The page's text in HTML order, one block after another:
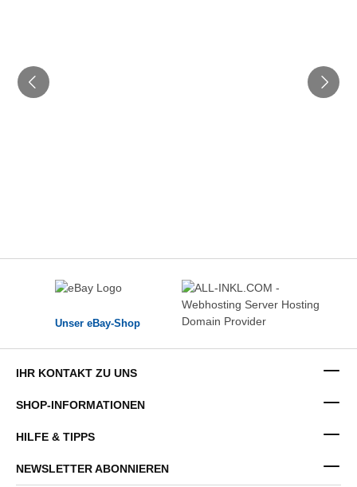
Unser eBay-Shop
IHR KONTAKT ZU UNS
SHOP-INFORMATIONEN
HILFE & TIPPS
NEWSLETTER ABONNIEREN